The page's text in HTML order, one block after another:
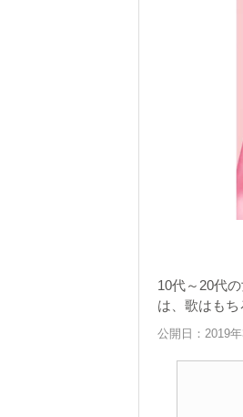
10代～20代
は、歌はも
公開日：2019年